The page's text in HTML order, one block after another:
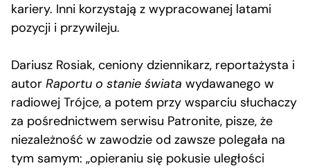
kariery. Inni korzystają z wypracowanej latami
pozycji i przywileju.
Dariusz Rosiak, ceniony dziennikarz, reportażysta i
autor Raportu o stanie świata wydawanego w
radiowej Trójce, a potem przy wsparciu słuchaczy
za pośrednictwem serwisu Patronite, pisze, że
niezależność w zawodzie od zawsze polegała na
tym samym: „opieraniu się pokusie uległości